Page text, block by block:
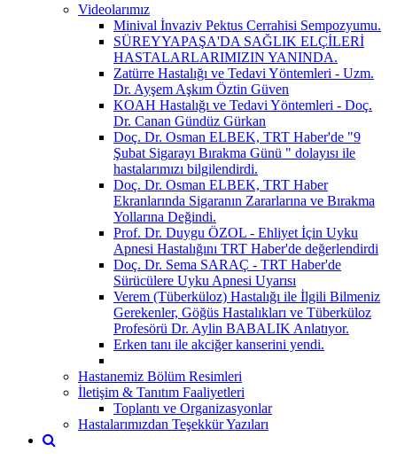
Videolarımız
Minival İnvaziv Pektus Cerrahisi Sempozyumu.
SÜREYYAPAŞA'DA SAĞLIK ELÇİLERİ
HASTALARLARIMIZIN YANINDA.
Zatürre Hastalığı ve Tedavi Yöntemleri - Uzm.
Dr. Ayşem Aşkım Öztin Güven
KOAH Hastalığı ve Tedavi Yöntemleri - Doç.
Dr. Canan Gündüz Gürkan
Doç. Dr. Osman ELBEK, TRT Haber'de "9
Şubat Sigarayı Bırakma Günü " dolayısı ile
hastalarımızı bilgilendirdi.
Doç. Dr. Osman ELBEK, TRT Haber
Ekranlarında Sigaranın Zararlarına ve Bırakma
Yollarına Değindi.
Prof. Dr. Duygu ÖZOL - Ehliyet İçin Uyku
Apnesi Hastalığını TRT Haber'de değerlendirdi
Doç. Dr. Sema SARAÇ - TRT Haber'de
Sürücülere Uyku Apnesi Uyarısı
Verem (Tüberküloz) Hastalığı ile İlgili Bilmeniz
Gerekenler, Göğüs Hastalıkları ve Tüberküloz
Profesörü Dr. Aylin BABALIK Anlatıyor.
Erken tanı ile akciğer kanserini yendi.
Hastanemiz Bölüm Resimleri
İletişim & Tanıtım Faaliyetleri
Toplantı ve Organizasyonlar
Hastalarımızdan Teşekkür Yazıları